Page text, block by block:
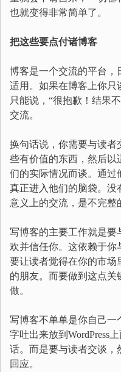
也就变得非常简单了。
把这些要点付诸博客
博客是一个交流的平台，
适用。如果在博客上你只
只能说，“很抱歉！结果
交流。
换句话说，你需要与读者
些有价值的东西，然后以
们的实际情况而谈。通过
真正进入他们的脑袋。没
意义上的交流，是不完整
写博客的主要工作就是要
欢并信任你。这依赖于你
要让读者觉得在你的市场
的朋友。而要做到这点
做。
写博客不单单是你自己一
字吐出来放到WordPress
话。而是要与读者交谈，
回应。